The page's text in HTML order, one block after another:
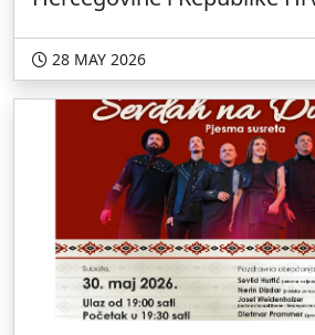
28 MAY 2026